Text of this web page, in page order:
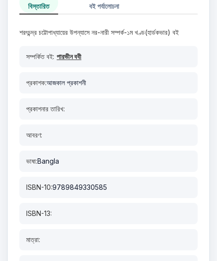
বিস্তারিত বই পর্যালোচনা
শরৎচন্দ্র চট্টোপাধ্যায়ের উপন্যাসে নর-নারী সম্পর্ক-১ম খণ্ড(হার্ডকভার) বই
সম্পর্কিত বই: পারভীন ববী
প্রকাশক:আজকাল প্রকাশনী
প্রকাশনার তারিখ:
আবরণ:
ভাষা:Bangla
ISBN-10:9789849330585
ISBN-13:
মাত্রা: